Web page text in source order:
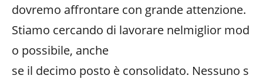
dovremo affrontare con grande attenzione.
Stiamo cercando di lavorare nelmiglior mod
o possibile, anche
se il decimo posto è consolidato. Nessuno s